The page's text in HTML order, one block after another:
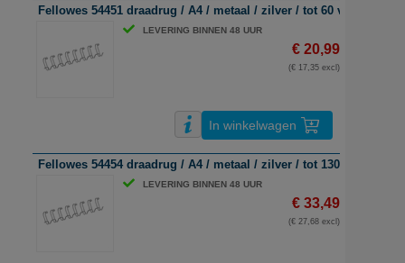
Fellowes 54451 draadrug / A4 / metaal / zilver / tot 60 vel / 100
LEVERING BINNEN 48 UUR
€ 20,99
(€ 17,35 excl)
In winkelwagen
Fellowes 54454 draadrug / A4 / metaal / zilver / tot 130 vel / 100
LEVERING BINNEN 48 UUR
€ 33,49
(€ 27,68 excl)